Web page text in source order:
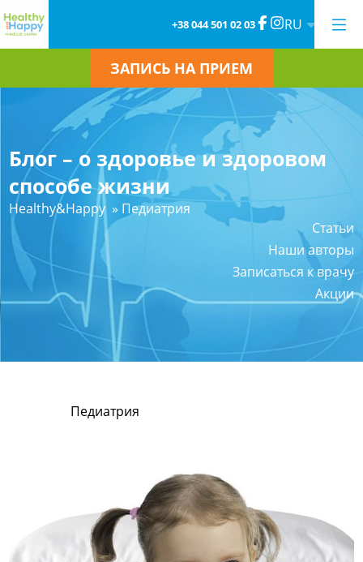
+38 044 501 02 03 RU
ЗАПИСЬ НА ПРИЕМ
Блог – о здоровье и здоровом
способе жизни
Healthy&Happy » Педиатрия
Статьи
Наши авторы
Записаться к врачу
Акции
Педиатрия